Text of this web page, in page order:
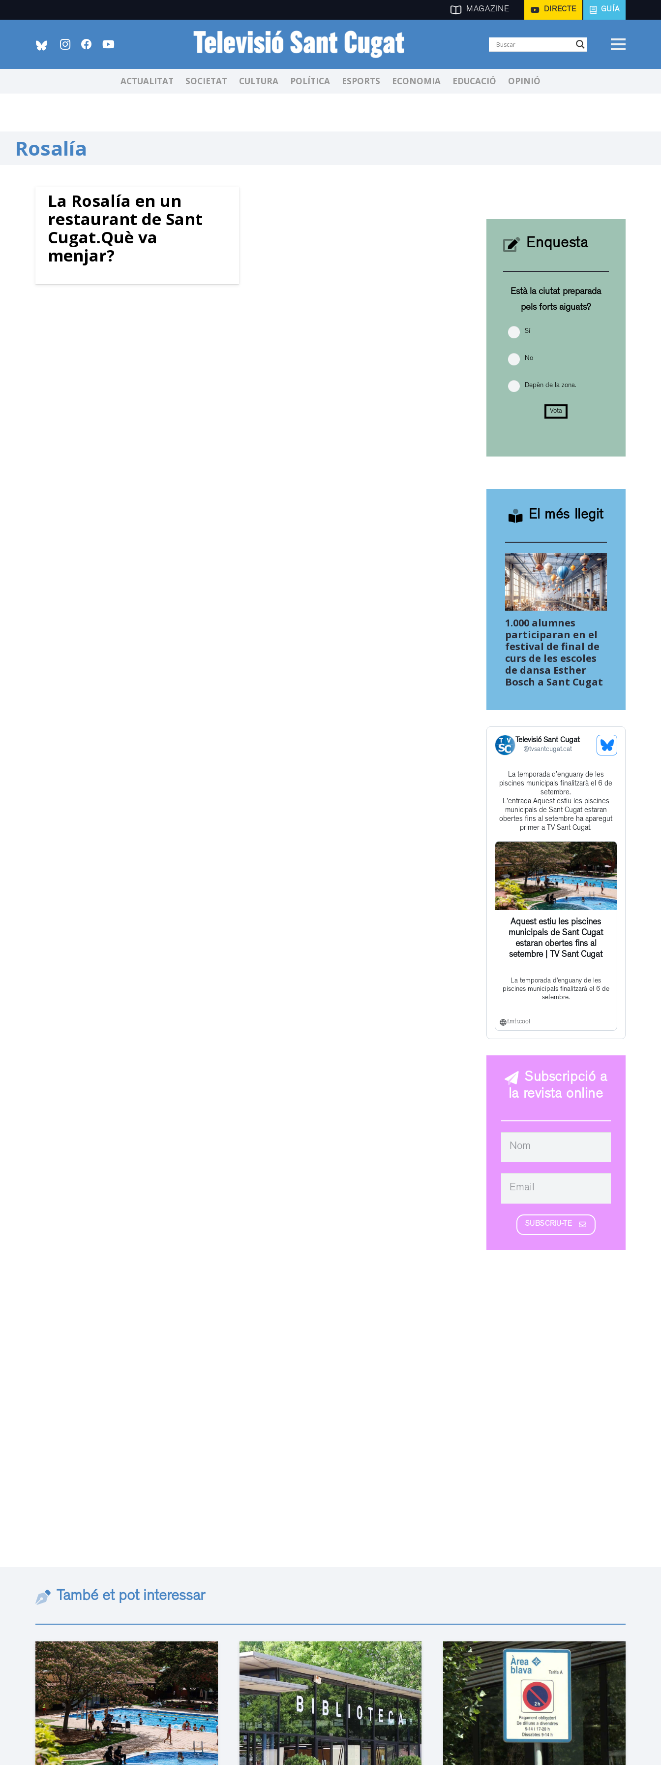
MAGAZINE DIRECTE GUÍA
ACTUALITAT SOCIETAT CULTURA POLÍTICA ESPORTS ECONOMIA EDUCACIÓ OPINIÓ
Rosalía
La Rosalía en un
restaurant de Sant
Cugat.Què va
menjar?
Enquesta
Està la ciutat preparada
pels forts aiguats?
Sí
No
Depèn de la zona.
Vota
El més llegit
1.000 alumnes
participaran en el
festival de final de
curs de les escoles
de dansa Esther
Bosch a Sant Cugat
Televisió Sant Cugat
@tvsantcugat.cat
See
Get
to
this
post
La temporada d’enguany de les
piscines municipals finalitzarà el 6 de
setembre.
L'entrada Aquest estiu les piscines
municipals de Sant Cugat estaran
obertes fins al setembre ha aparegut
primer a TV Sant Cugat.
Aquest estiu les piscines
municipals de Sant Cugat
estaran obertes fins al
setembre | TV Sant Cugat
La temporada d’enguany de les
piscines municipals finalitzarà el 6 de
setembre.
f.mtr.cool
Subscripció a
la revista online
SUBSCRIU-TE
També et pot interessar